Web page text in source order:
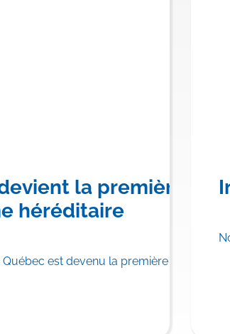
à rembourser
Listes des médicaments du régime
la première
héréditaire
est devenu la première province